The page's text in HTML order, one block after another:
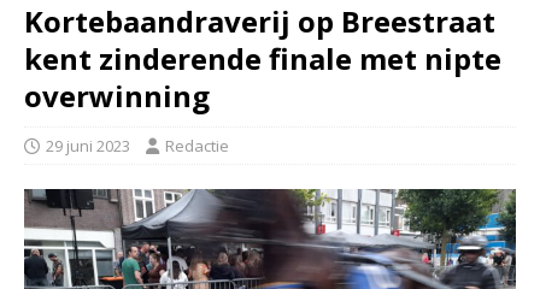
Kortebaandraverij op Breestraat
kent zinderende finale met nipte
overwinning
29 juni 2023 Redactie